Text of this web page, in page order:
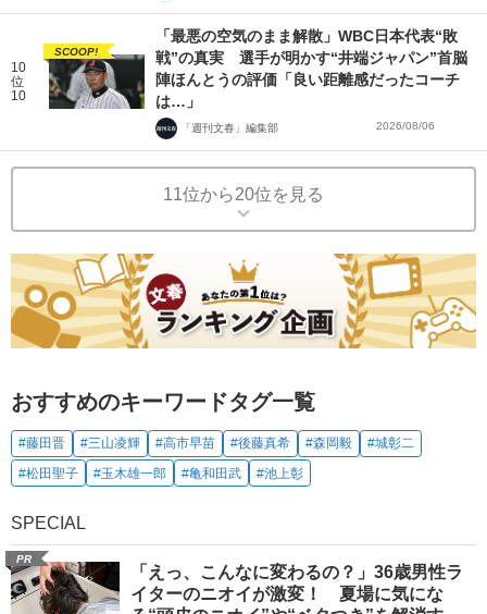
10
位
10
SCOOP!
「最悪の空気のまま解散」WBC日本代表“敗
戦”の真実 選手が明かす“井端ジャパン”首脳
陣ほんとうの評価「良い距離感だったコーチ
は…」
「週刊文春」編集部 2026/08/06
11位から20位を見る
おすすめのキーワードタグ一覧
#藤田晋 #三山凌輝 #高市早苗 #後藤真希 #森岡毅
#城彰二
#松田聖子
#玉木雄一郎 #亀和田武 #池上彰
SPECIAL
PR
「えっ、こんなに変わるの？」36歳男性ラ
イターのニオイが激変！ 夏場に気にな